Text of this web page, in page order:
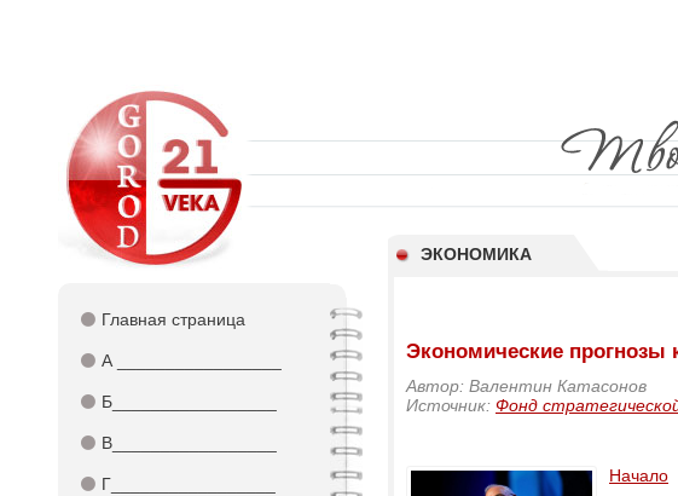
ЭКОНОМИКА
⚫ Главная страница
⚫ А _________________
⚫ Б_________________
⚫ В_________________
⚫ Г_________________
Экономические прогнозы
Автор: Валентин Катасонов
Источник: Фонд
Начало